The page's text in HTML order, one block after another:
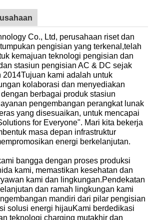
Co., Ltd, perusahaan riset dan
pengisian yang terkenal,telah
kemajuan teknologi pengisian dan
stasiun pengisian AC & DC sejak
2014Tujuan kami adalah untuk
kolaborasi dan menyediakan
berbagai produk stasiun
pengembangan perangkat lunak
yang disesuaikan, untuk mencapai
for Everyone". Mari kita bekerja
masa depan infrastruktur
energi berkelanjutan.
bangga dengan proses produksi
kami, memastikan kesehatan dan
kami dan lingkungan.Pendekatan
dan ramah lingkungan kami
mandiri dari pilar pengisian
solusi energi hijauKami berdedikasi
teknologi charging mutakhir dan